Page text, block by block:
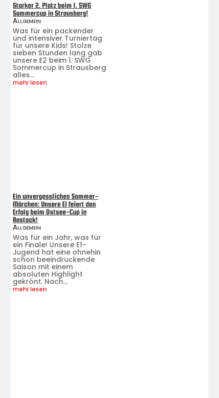
Starker 2. Platz beim 1. SWG
Sommercup in Strausberg!
Allgemein
Was für ein packender
und intensiver Turniertag
für unsere Kids! Stolze
sieben Stunden lang gab
unsere E2 beim 1. SWG
Sommercup in Strausberg
alles...
mehr lesen
Ein unvergessliches Sommer-
Märchen: Unsere E1 feiert den
Erfolg beim Ostsee-Cup in
Rostock!
Allgemein
Was für ein Jahr, was für
ein Finale! Unsere E1-
Jugend hat eine ohnehin
schon beeindruckende
Saison mit einem
absoluten Highlight
gekrönt. Nach...
mehr lesen